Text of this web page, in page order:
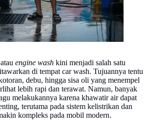
engine wash kini menjadi salah satu
di tempat car wash. Tujuannya tentu
debu, hingga sisa oli yang menempel
lebih rapi dan terawat. Namun, banyak
melakukannya karena khawatir air dapat
terutama pada sistem kelistrikan dan
kompleks pada mobil modern.